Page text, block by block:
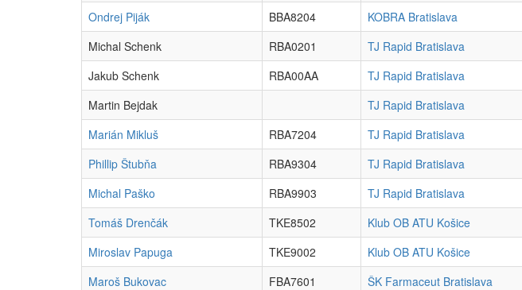
Ondrej Piják
BBA8204 KOBRA Bratislava
Michal Schenk
RBA0201 TJ Rapid Bratislava
Jakub Schenk
RBA00AA TJ Rapid Bratislava
Martin Bejdak
TJ Rapid Bratislava
Marián Mikluš
RBA7204 TJ Rapid Bratislava
Phillip Štubňa
RBA9304 TJ Rapid Bratislava
Michal Paško
RBA9903 TJ Rapid Bratislava
Tomáš Drenčák
TKE8502 Klub OB ATU Košice
Miroslav Papuga
TKE9002 Klub OB ATU Košice
Maroš Bukovac
FBA7601 ŠK Farmaceut Bratislava